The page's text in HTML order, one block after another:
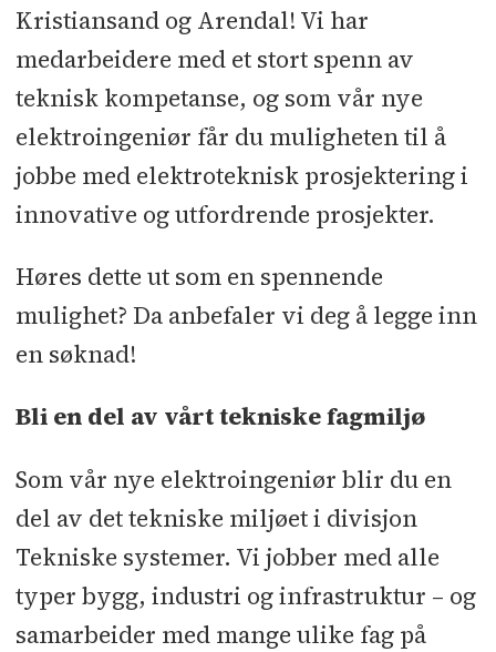
Kristiansand og Arendal! Vi har
medarbeidere med et stort spenn av
teknisk kompetanse, og som vår nye
elektroingeniør får du muligheten til å
jobbe med elektroteknisk prosjektering i
innovative og utfordrende prosjekter.
Høres dette ut som en spennende
mulighet? Da anbefaler vi deg å legge inn
en søknad!
Bli en del av vårt tekniske fagmiljø
Som vår nye elektroingeniør blir du en
del av det tekniske miljøet i divisjon
Tekniske systemer. Vi jobber med alle
typer bygg, industri og infrastruktur – og
samarbeider med mange ulike fag på